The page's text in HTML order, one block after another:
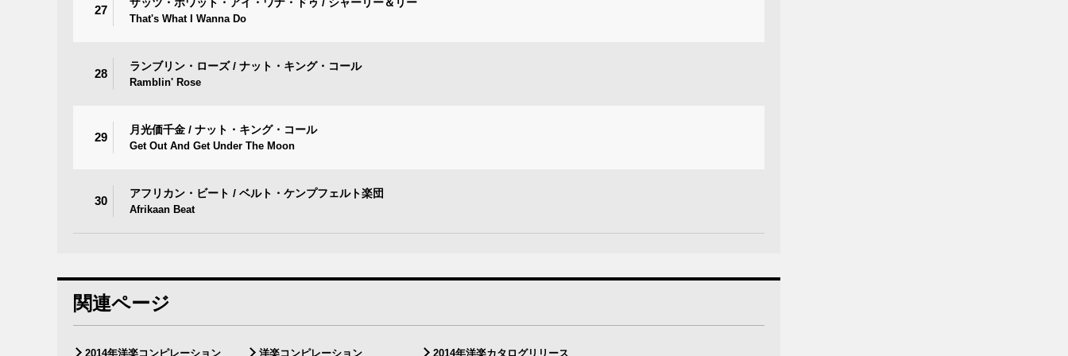
27
ザッツ・ホワット・アイ・ワナ・ドゥ / シャーリー＆リー
That's What I Wanna Do
28
ランブリン・ローズ / ナット・キング・コール
Ramblin' Rose
29
月光価千金 / ナット・キング・コール
Get Out And Get Under The Moon
30
アフリカン・ビート / ベルト・ケンプフェルト楽団
Afrikaan Beat
関連ページ
2014年洋楽コンピレーション 洋楽コンピレーション 2014年洋楽カタログリリース